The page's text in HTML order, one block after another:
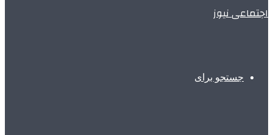
اجتماعی نیوز
جستجو برای